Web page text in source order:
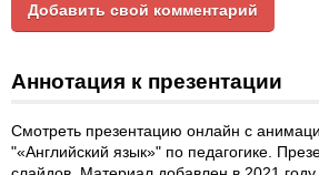
Добавить свой комментарий
Аннотация к презентации
Смотреть презентацию онлайн с
"«Английский язык»" по педагогике.